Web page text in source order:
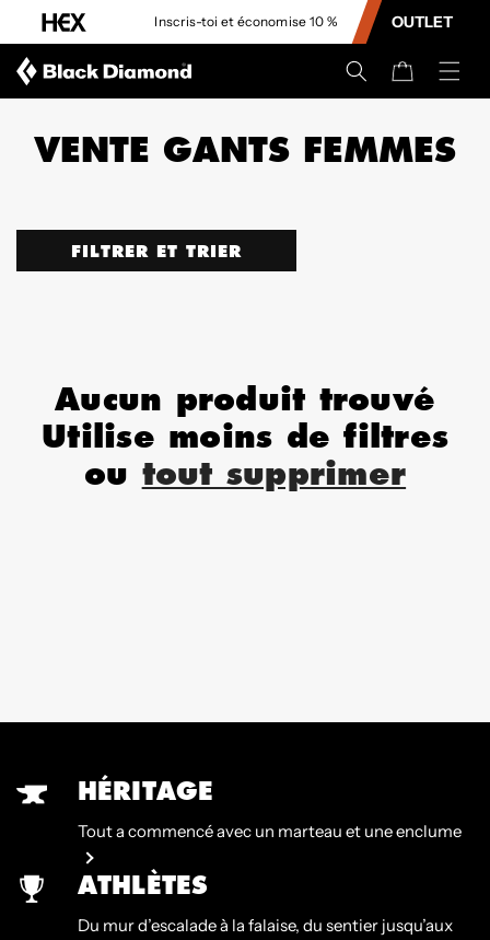
CONTENU
Inscris-toi et économise 10 % OUTLET
Panier
VENTE GANTS FEMMES
FILTRER ET TRIER
Aucun produit trouvé
Utilise moins de filtres
ou tout supprimer
HÉRITAGE
Tout a commencé avec un marteau et une enclume
ATHLÈTES
Du mur d’escalade à la falaise, du sentier jusqu’aux